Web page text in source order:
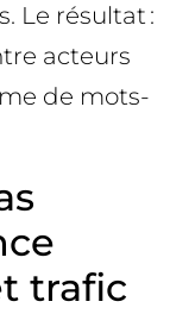
Le résultat :
acteurs
de mots-
trafic